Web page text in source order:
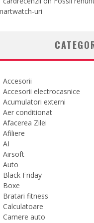
uri
Accesorii
Accesorii electrocasnice
Acumulatori externi
Aer conditionat
Afacerea Zilei
Afiliere
AI
Airsoft
Auto
Black Friday
Boxe
Bratari fitness
Calculatoare
Camere auto